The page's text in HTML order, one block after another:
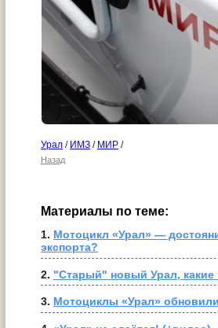
Урал / ИМЗ / МИР /
Назад
Материалы по теме:
1. Мотоцикл «Урал» —
экспорта?
2. "Старый" новый Урал, какие
3. Мотоциклы «Урал»